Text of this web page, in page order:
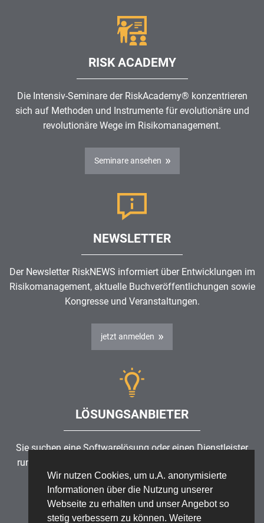
Wir nutzen Cookies, um u.A. anonymisierte
Informationen über die Nutzung unserer
Webseite zu erhalten und unser Angebot so
stetig verbessern zu können. Weitere
RISK ACADEMY
Die Intensiv-Seminare der RiskAcademy® konzentrieren
sich auf Methoden und Instrumente für evolutionäre und
revolutionäre Wege im Risikomanagement.
Seminare ansehen
NEWSLETTER
Der Newsletter RiskNEWS informiert über Entwicklungen im
Risikomanagement, aktuelle Buchveröffentlichungen sowie
Kongresse und Veranstaltungen.
jetzt anmelden
LÖSUNGSANBIETER
Sie suchen eine Softwarelösung oder einen Dienstleister
rund um die Themen
ISMS?
Partner finden